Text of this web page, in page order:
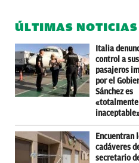
ÚLTIMAS NOTICIAS
Italia
control a sus
pasajeros
por el
Sánchez es
«totalmente
Encuentran
cadáveres
secretario